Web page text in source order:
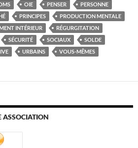
OIE PENSER
PERSONNE
PRINCIPES
PRODUCTION MENTALE
INTÉRIEUR
RÉGURGITATION
SÉCURITÉ SOCIAUX
SOLDE
URBAINS VOUS-MÊMES
ASSOCIATION